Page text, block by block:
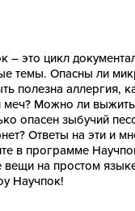
– это цикл
темы. Опасны ли
полезна аллергия,
меч? Можно ли
опасен зыбучий
Ответы на эти и
в программе
на простом
Научпок!